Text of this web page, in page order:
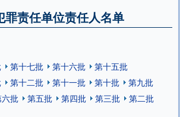
罪责任单位责任人名单
第十七批 第十六批
第十五批
第十二批 第十一批 第十批
第九批
批 第五批 第四批 第三批
第二批